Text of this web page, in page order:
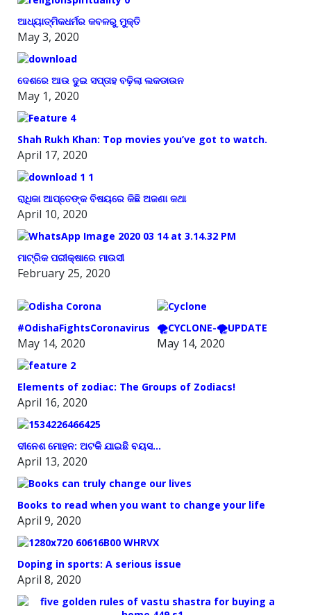
ଆଧ୍ୟାତ୍ମିକଧର୍ମର କବଳରୁ ମୁକ୍ତି
May 3, 2020
ଦେଶରେ ଆଉ ଦୁଇ ସପ୍ତାହ ବଢ଼ିଲା ଲକଡାଉନ
May 1, 2020
Shah Rukh Khan: Top movies you’ve got to watch.
April 17, 2020
ରାଧିକା ଆପ୍ତେଙ୍କ ବିଷୟରେ କିଛି ଅଜଣା କଥା
April 10, 2020
ମାଟ୍ରିକ ପରୀକ୍ଷାରେ ମାଉସୀ
February 25, 2020
#OdishaFightsCoronavirus
May 14, 2020
🌪️CYCLONE-🌪️UPDATE
May 14, 2020
Elements of zodiac: The Groups of Zodiacs!
April 16, 2020
ଦୀନେଶ ମୋହନ: ଅଟକି ଯାଇଛି ବୟସ…
April 13, 2020
Books to read when you want to change your life
April 9, 2020
Doping in sports: A serious issue
April 8, 2020